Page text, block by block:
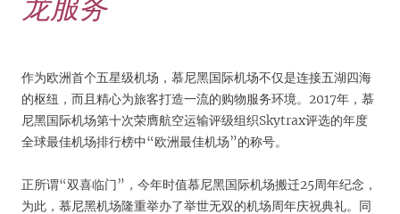
作为欧洲首个五星级机场，慕尼黑国际机场不仅是连接五湖四海
的枢纽，而且精心为旅客打造一流的购物服务环境。2017年，慕
尼黑国际机场第十次荣膺航空运输评级组织Skytrax评选的年度
全球最佳机场排行榜中“欧洲最佳机场”的称号。
正所谓“双喜临门”，今年时值慕尼黑国际机场搬迁25周年纪念，
为此，慕尼黑机场隆重举办了举世无双的机场周年庆祝典礼。同